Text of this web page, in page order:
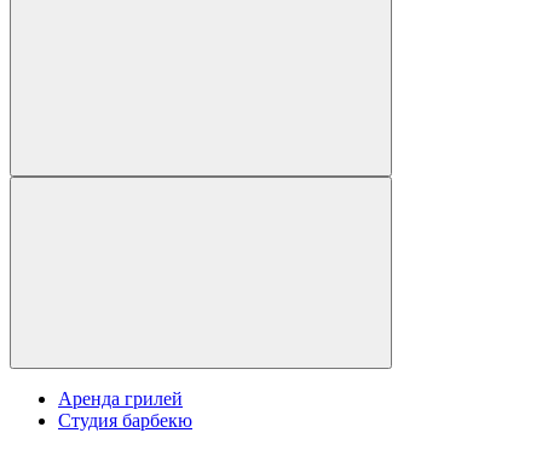
Аренда грилей
Студия барбекю